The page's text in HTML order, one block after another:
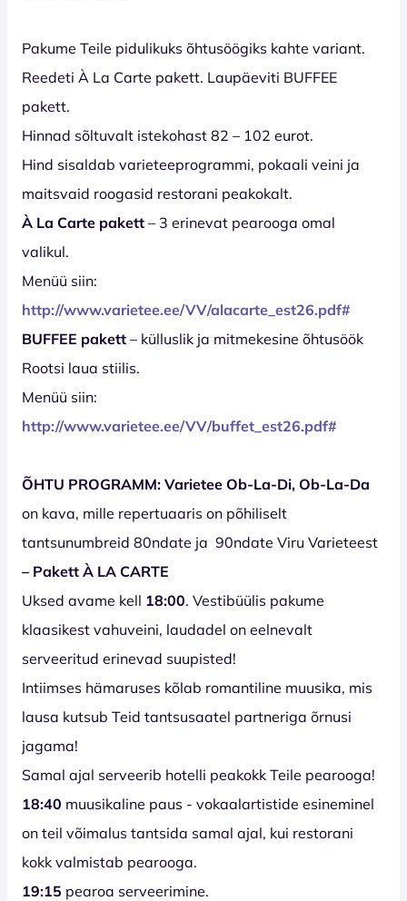
Pakume Teile pidulikuks õhtusöögiks kahte variant.
Reedeti À La Carte pakett. Laupäeviti BUFFEE
pakett.
Hinnad sõltuvalt istekohast 82 – 102 eurot.
Hind sisaldab varieteeprogrammi, pokaali veini ja
maitsvaid roogasid restorani peakokalt.
À La Carte pakett – 3 erinevat pearooga omal
valikul.
Menüü siin:
http://www.varietee.ee/VV/alacarte_est26.pdf#
BUFFEE pakett – külluslik ja mitmekesine õhtusöök
Rootsi laua stiilis.
Menüü siin:
http://www.varietee.ee/VV/buffet_est26.pdf#
ÕHTU PROGRAMM: Varietee Ob-La-Di, Ob-La-Da
on kava, mille repertuaaris on põhiliselt
tantsunumbreid 80ndate ja 90ndate Viru Varieteest
– Pakett À LA CARTE
Uksed avame kell 18:00. Vestibüülis pakume
klaasikest vahuveini, laudadel on eelnevalt
serveeritud erinevad suupisted!
Intiimses hämaruses kõlab romantiline muusika, mis
lausa kutsub Teid tantsusaatel partneriga õrnusi
jagama!
Samal ajal serveerib hotelli peakokk Teile pearooga!
18:40 muusikaline paus - vokaalartistide esineminel
on teil võimalus tantsida samal ajal, kui restorani
kokk valmistab pearooga.
19:15 pearoa serveerimine.